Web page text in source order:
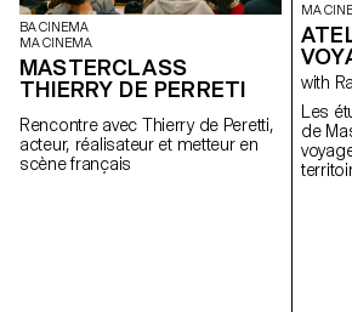
BA CINEMA
MA CINEMA
MASTERCLASS
THIERRY DE PERRETI
Rencontre avec Thierry de Peretti,
acteur, réalisateur et metteur en
scène français
MA
Les
de